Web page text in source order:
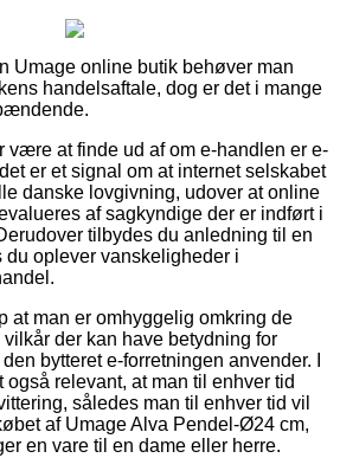
Umage online butik behøver man
handelsaftale, dog er det i mange
være at finde ud af om e-handlen er e-
er et signal om at internet selskabet
danske lovgivning, udover at online
af sagkyndige der er indført i
tilbydes du anledning til en
oplever vanskeligheder i
at man er omhyggelig omkring de
der kan have betydning for
bytteret e-forretningen anvender. I
relevant, at man til enhver tid
således man til enhver tid vil
af Umage Alva Pendel-Ø24 cm,
en vare til en dame eller herre.